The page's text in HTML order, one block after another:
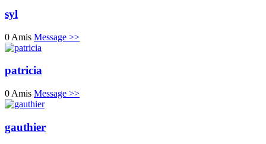
syl
0 Amis Message >>
patricia
0 Amis Message >>
gauthier